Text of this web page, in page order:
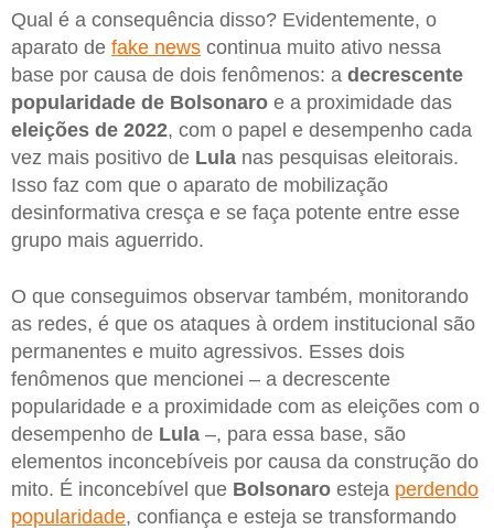
Qual é a consequência disso? Evidentemente, o
aparato de fake news continua muito ativo nessa
base por causa de dois fenômenos: a decrescente
popularidade de Bolsonaro e a proximidade das
eleições de 2022, com o papel e desempenho cada
vez mais positivo de Lula nas pesquisas eleitorais.
Isso faz com que o aparato de mobilização
desinformativa cresça e se faça potente entre esse
grupo mais aguerrido.
O que conseguimos observar também, monitorando
as redes, é que os ataques à ordem institucional são
permanentes e muito agressivos. Esses dois
fenômenos que mencionei – a decrescente
popularidade e a proximidade com as eleições com o
desempenho de Lula –, para essa base, são
elementos inconcebíveis por causa da construção do
mito. É inconcebível que Bolsonaro esteja perdendo
popularidade, confiança e esteja se transformando